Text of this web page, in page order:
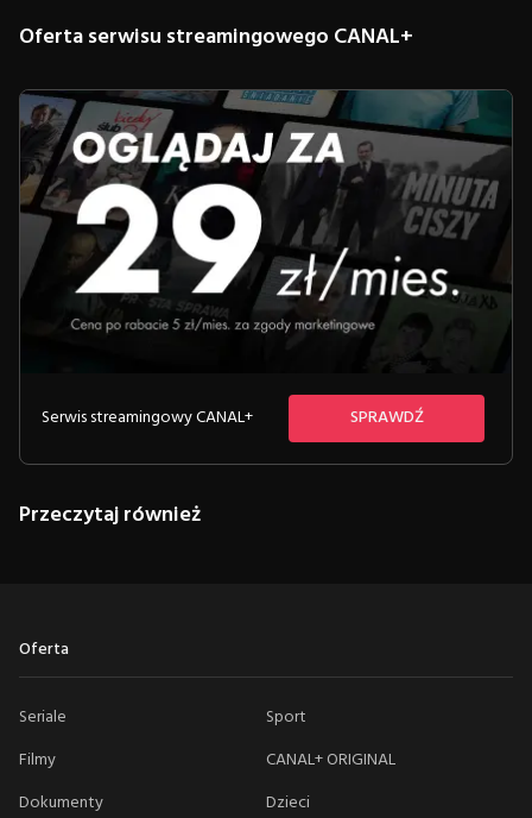
Oferta serwisu streamingowego CANAL+
Serwis streamingowy CANAL+ SPRAWDŹ
Przeczytaj również
Oferta
Seriale
Sport
Filmy
CANAL+ ORIGINAL
Dokumenty
Dzieci